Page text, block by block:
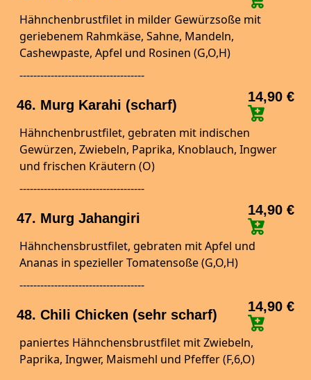
Hähnchenbrustfilet in milder Gewürzsoße mit
geriebenem Rahmkäse, Sahne, Mandeln,
Cashewpaste, Apfel und Rosinen (G,O,H)
------------------------------------
46. Murg Karahi (scharf)
14,90 €
Hähnchenbrustfilet, gebraten mit indischen
Gewürzen, Zwiebeln, Paprika, Knoblauch, Ingwer
und frischen Kräutern (O)
------------------------------------
47. Murg Jahangiri
14,90 €
Hähnchensbrustfilet, gebraten mit Apfel und
Ananas in spezieller Tomatensoße (G,O,H)
------------------------------------
48. Chili Chicken (sehr scharf)
14,90 €
paniertes Hähnchensbrustfilet mit Zwiebeln,
Paprika, Ingwer, Maismehl und Pfeffer (F,6,O)